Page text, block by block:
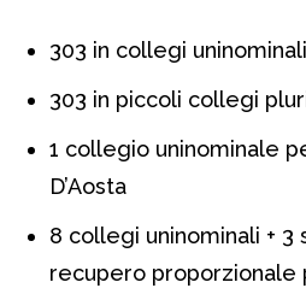
303 in collegi uninominali
303 in piccoli collegi
1 collegio uninominale
D’Aosta
8 collegi uninominali + 3
recupero proporzionale